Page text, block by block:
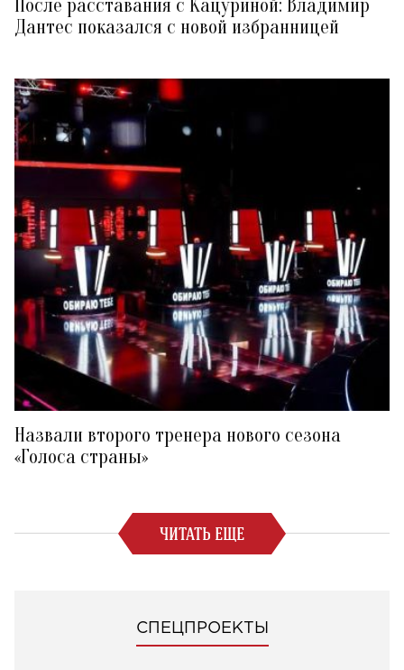
После расставания с Кацуриной: Владимир
Дантес показался с новой избранницей
Назвали второго тренера нового сезона
«Голоса страны»
ЧИТАТЬ ЕЩЕ
СПЕЦПРОЕКТЫ